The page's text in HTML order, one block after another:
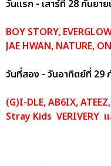
วันแรก - เสาร์ที่ 28 กันยา
BOY STORY,
JAE HWAN, NATURE,
วันที่สอง - วันอาทิตย์ที่ 29
(G)I-DLE, AB6IX,
Stray Kids VERIVERY แ